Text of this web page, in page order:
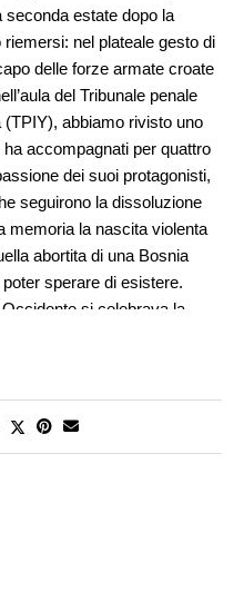
estate dopo la
nel plateale gesto di
delle forze armate croate
del Tribunale penale
(TPIY), abbiamo rivisto uno
accompagnati per quattro
dei suoi protagonisti,
seguirono la dissoluzione
memoria la nascita violenta
abortita di una Bosnia
sperare di esistere.
si celebrava la
dell’Unione Sovietica,
fine della Storia (ossia la
a constatare che la